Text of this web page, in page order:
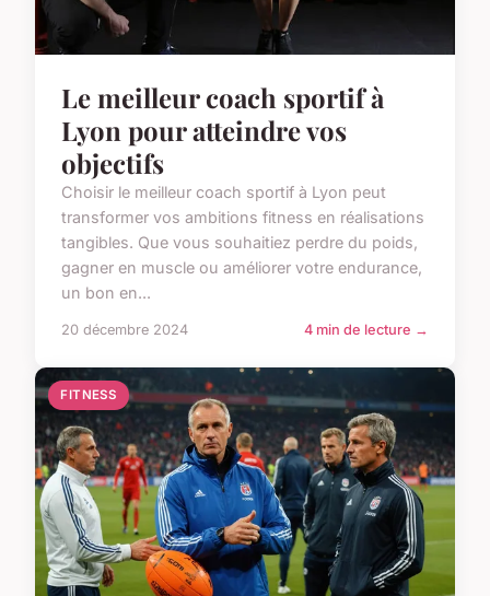
Le meilleur coach sportif à
Lyon pour atteindre vos
objectifs
Choisir le meilleur coach sportif à Lyon peut
transformer vos ambitions fitness en réalisations
tangibles. Que vous souhaitiez perdre du poids,
gagner en muscle ou améliorer votre endurance,
un bon en...
20 décembre 2024 4 min de lecture →
FITNESS